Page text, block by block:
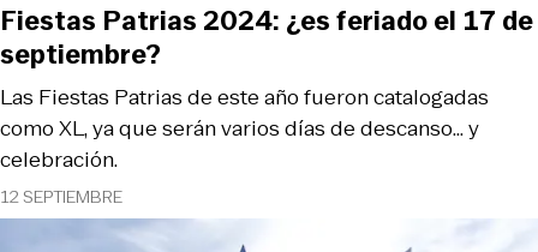
12 SEPTIEMBRE
Las Fiestas Patrias de este año fueron catalogadas
como XL, ya que serán varios días de descanso… y
celebración.
Fiestas Patrias 2024: ¿es feriado el 17 de
septiembre?